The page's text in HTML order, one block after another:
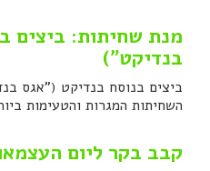
מנת שחיתות: ביצים
בנדיקט")
ביצים בנוסח בנדיקט ("אגס
השחיתות המגרות והטעימות
קבב בקר ליום